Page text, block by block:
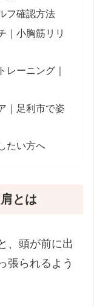
フ確認方法
｜小胸筋リリ
レーニング｜
｜足利市で姿
たい方へ
とは
、頭が前に出
張られるよう